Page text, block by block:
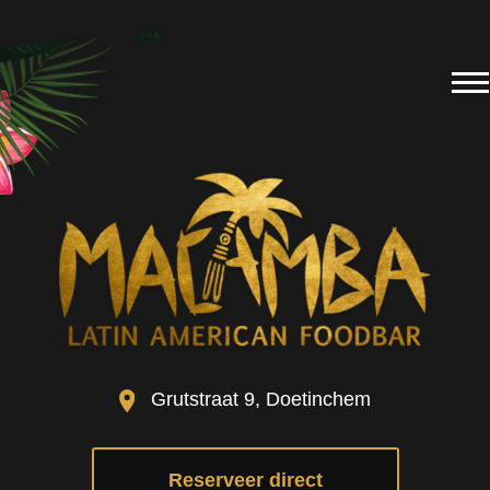
Grutstraat 9, Doetinchem
Reserveer direct